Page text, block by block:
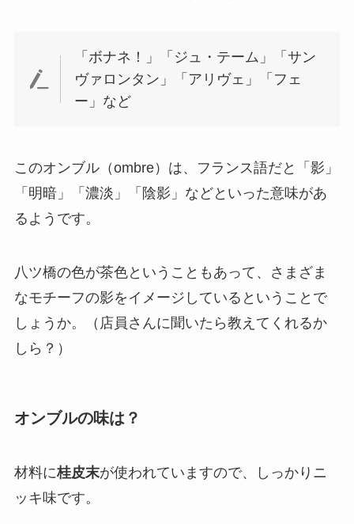
「ボナネ！」「ジュ・テーム」「サン
ヴァロンタン」「アリヴェ」「フェ
ー」など
このオンブル（ombre）は、フランス語だと「影」
「明暗」「濃淡」「陰影」などといった意味があ
るようです。
八ツ橋の色が茶色ということもあって、さまざま
なモチーフの影をイメージしているということで
しょうか。（店員さんに聞いたら教えてくれるか
しら？）
オンブルの味は？
材料に桂皮末が使われていますので、しっかり ニ
ッキ味です。